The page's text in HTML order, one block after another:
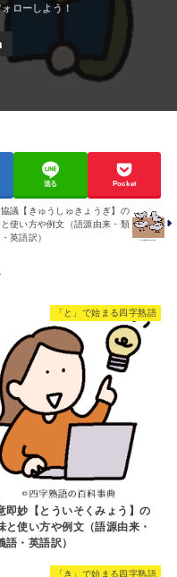
送る Pocket
議【きゅうしゅきょうぎ】の
使い方や例文（語源由来・類
英語訳）
「と」で始まる四字熟語
即妙【とういそくみょう】の
と使い方や例文（語源由来・
語・英語訳）
「き」で始まる四字熟語